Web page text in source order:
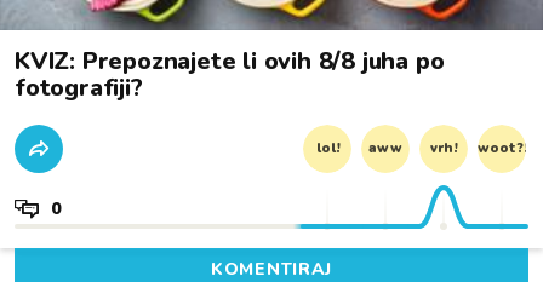
KVIZ: Prepoznajete li ovih 8/8 juha po
fotografiji?
lol! aww vrh! woot?!
0
KOMENTIRAJ